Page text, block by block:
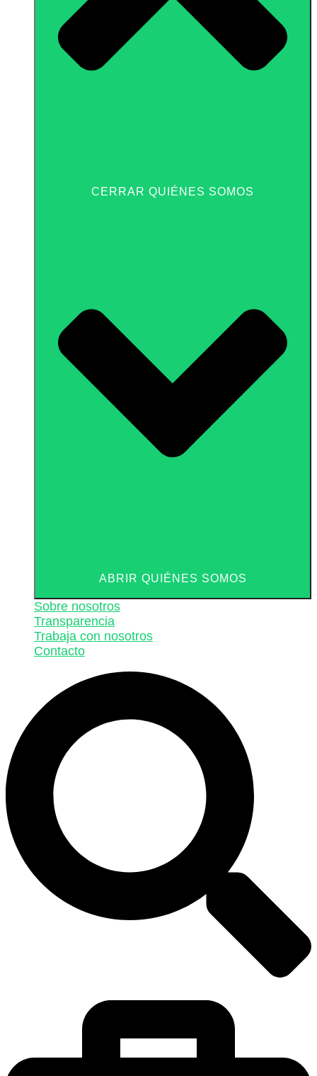
CERRAR QUIÉNES SOMOS
ABRIR QUIÉNES SOMOS
Sobre nosotros
Transparencia
Trabaja con nosotros
Contacto